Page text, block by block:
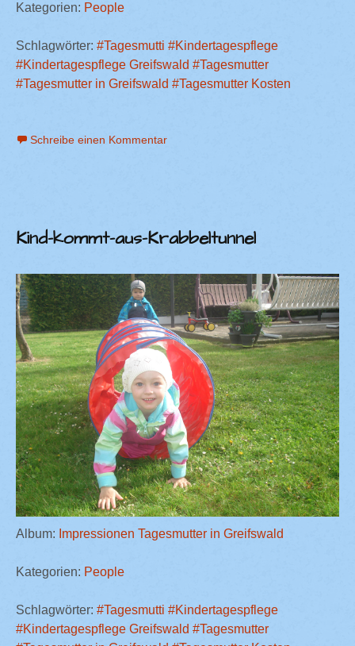
Kategorien: People
Schlagwörter: #Tagesmutti #Kindertagespflege
#Kindertagespflege Greifswald #Tagesmutter
#Tagesmutter in Greifswald #Tagesmutter Kosten
Schreibe einen Kommentar
Kind-kommt-aus-Krabbeltunnel
Album: Impressionen Tagesmutter in Greifswald
Kategorien: People
Schlagwörter: #Tagesmutti #Kindertagespflege
#Kindertagespflege Greifswald #Tagesmutter